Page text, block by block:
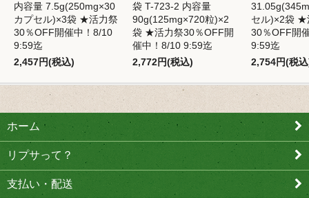
内容量 7.5g(250mg×30
カプセル)×3袋 ★活力祭
30％OFF開催中！8/10
9:59迄
2,457円(税込)
袋 T-723-2 内容量
90g(125mg×720粒)×2
袋 ★活力祭30％OFF開
催中！8/10 9:59迄
2,772円(税込)
セル)×2袋 ★
30％OFF開
9:59迄
2,754円(税
ホーム
リプサって？
支払い・配送